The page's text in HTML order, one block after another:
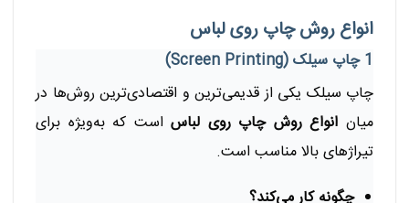
انواع روش چاپ روی لباس
1 چاپ سیلک (Screen Printing)
چاپ سیلک یکی از قدیمی‌ترین و اقتصادی‌ترین روش‌ها در
میان انواع روش چاپ روی لباساست که به‌ویژه برای
تیراژهای بالا مناسب است.
چگونه کار می‌کند؟